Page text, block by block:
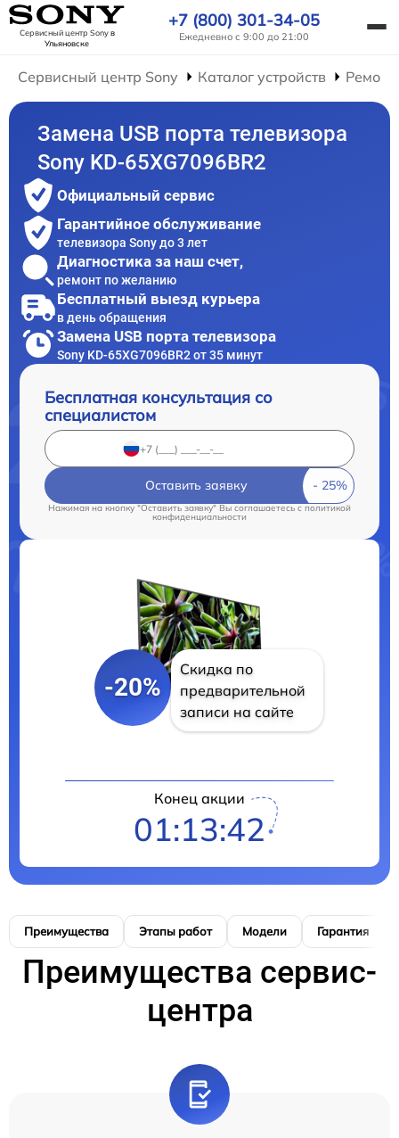
Сервисный центр Sonyв
Ульяновске
+7 (800) 301-34-05
Ежедневно с 9:00 до 21:00
Сервисный центр Sony Каталог устройств Ремонт
Замена USB порта телевизора
Sony KD-65XG7096BR2
Официальный сервис
Гарантийное обслуживание
телевизора Sony до 3 лет
Диагностика за наш счет,
ремонт по желанию
Бесплатный выезд курьера
в день обращения
Замена USB порта телевизора
Sony KD-65XG7096BR2 от 35 минут
Бесплатная консультация со
специалистом
Оставить заявку
Нажимая на кнопку "Оставить заявку" Вы соглашаетесь c политикой
конфиденциальности
-20%
Скидка по
предварительной
записи на сайте
Конец акции
01:13:41
Преимущества Этапы работ Модели Гарантия
Преимущества сервис-
центра